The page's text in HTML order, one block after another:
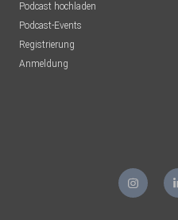
Podcast hochladen
Podcast-Events
Registrierung
Anmeldung